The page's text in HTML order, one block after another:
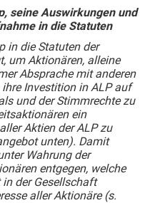
seine Auswirkungen und
in die Statuten
in die Statuten der
um Aktionären, alleine
Absprache mit anderen
Investition in ALP auf
und der Stimmrechte zu
ein
Aktien der ALP zu
unten). Damit
Wahrung der
entgegen, welche
der Gesellschaft
aller Aktionäre (s.